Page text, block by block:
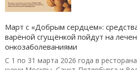
Март с «Добрым сердцем»:
варёной сгущёнкой пойдут на
онкозаболеваниями
С 1 по 31 марта 2026 года в